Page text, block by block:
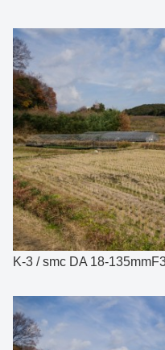
K-3 / smc DA 18-